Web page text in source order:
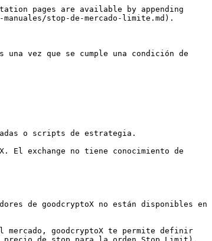
pages are available by appending
stop-de-mercado-limite.md).
vez que se cumple una condición de
o scripts de estrategia.
El exchange no tiene conocimiento de
de goodcryptoX no están disponibles en
goodcryptoX te permite definir